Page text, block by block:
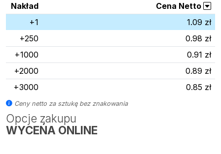
Opcje zakupu
WYCEŃA ONLINE
Nakład
Cena Netto
+1
1.09 zł
+250
0.98 zł
+1000
0.91 zł
+2000
0.89 zł
+3000
0.85 zł
Ceny netto za sztukę bez znakowania